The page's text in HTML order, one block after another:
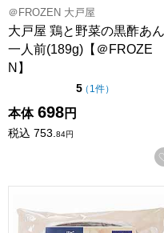
＠FROZEN 大戸屋
大戸屋 鶏と野菜の黒酢あん
一人前(189g)【＠FROZE
N】
5点（5点満点中）
（ 1件の評価
）
本体 698円
税込 753.84円
大戸屋 豚と野菜の黒酢あ